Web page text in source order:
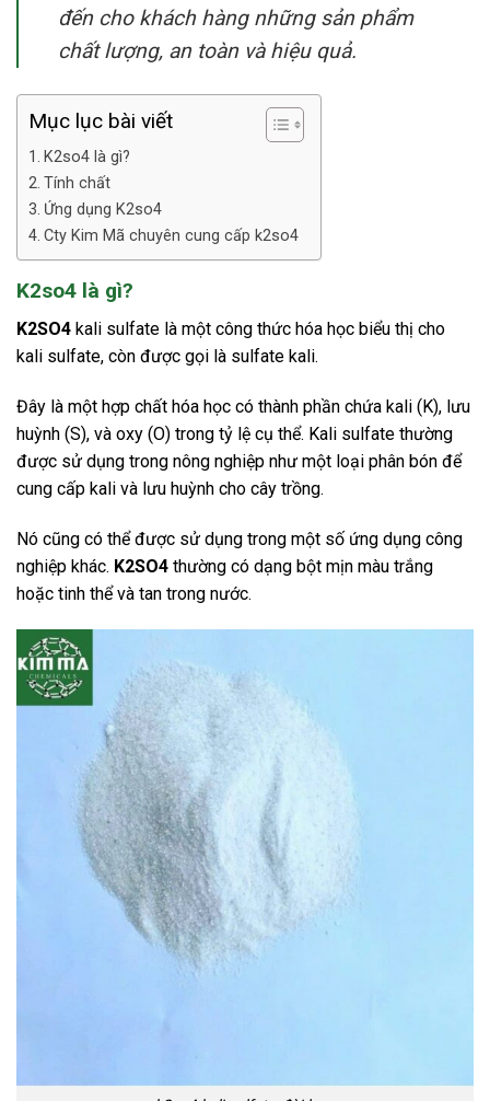
đến cho khách hàng những sản phẩm
chất lượng, an toàn và hiệu quả.
Mục lục bài viết
K2so4 là gì?
Tính chất
Ứng dụng K2so4
Cty Kim Mã chuyên cung cấp k2so4
K2so4 là gì?
K2SO4 kali sulfate là một công thức hóa học biểu thị cho
kali sulfate, còn được gọi là sulfate kali.
Đây là một hợp chất hóa học có thành phần chứa kali (K), lưu
huỳnh (S), và oxy (O) trong tỷ lệ cụ thể. Kali sulfate thường
được sử dụng trong nông nghiệp như một loại phân bón để
cung cấp kali và lưu huỳnh cho cây trồng.
Nó cũng có thể được sử dụng trong một số ứng dụng công
nghiệp khác. K2SO4 thường có dạng bột mịn màu trắng
hoặc tinh thể và tan trong nước.